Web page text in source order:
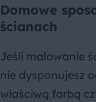
Domowe
ścianach
Jeśli malowanie
nie dysponujesz
właściwą farbą